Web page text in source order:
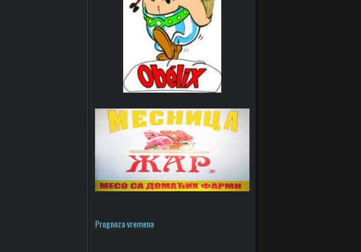
Prognoza vremena